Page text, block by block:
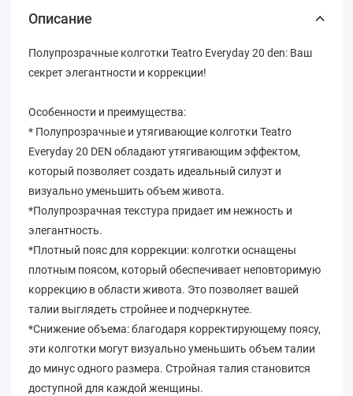
Описание
Полупрозрачные колготки Teatro Everyday 20 den: Ваш
секрет элегантности и коррекции!
Особенности и преимущества:
* Полупрозрачные и утягивающие колготки Teatro
Everyday 20 DEN обладают утягивающим эффектом,
который позволяет создать идеальный силуэт и
визуально уменьшить объем живота.
*Полупрозрачная текстура придает им нежность и
элегантность.
*Плотный пояс для коррекции: колготки оснащены
плотным поясом, который обеспечивает неповторимую
коррекцию в области живота. Это позволяет вашей
талии выглядеть стройнее и подчеркнутее.
*Снижение объема: благодаря корректирующему поясу,
эти колготки могут визуально уменьшить объем талии
до минус одного размера. Стройная талия становится
доступной для каждой женщины.